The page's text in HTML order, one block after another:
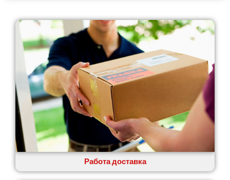
Фонтанка
Гатное
Глеваха
Горишние Плавни
Гостомель
Харьков
Херсон
Хмельницкий
Хмельник
Ирпень
Ивано-Франковск
Измаил
Кагарлык
Работа доставка